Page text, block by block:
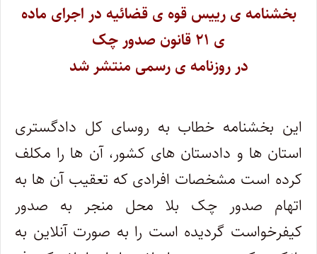
بخشنامه ی رییس قوه ی قضائیه در اجرای ماده
ی ۲۱ قانون صدور چک
در روزنامه ی رسمی منتشر شد
این بخشنامه خطاب به روسای کل دادگستری
استان ها و دادستان های کشور، آن ها را مکلف
کرده است مشخصات افرادی که تعقیب آن ها به
اتهام صدور چک بلا محل منجر به صدور
کیفرخواست گردیده است را به صورت آنلاین به